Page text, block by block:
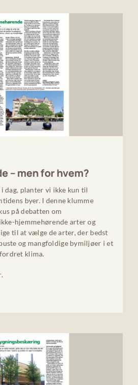
– men for hvem?
dag, planter vi ikke kun til
byer. I denne klumme
på debatten om
hjemmehørende arter og
til at vælge de arter, der bedst
og mangfoldige bymiljøer i et
klima.